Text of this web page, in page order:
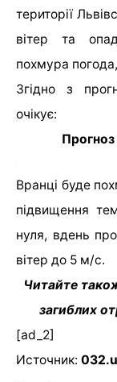
території
вітер та
похмура
Згідно з
очікує:
Вранці буде
підвищення
нуля, вдень
вітер до 5 м/с.
Читайте
загиблих
[ad_2]
Источник: